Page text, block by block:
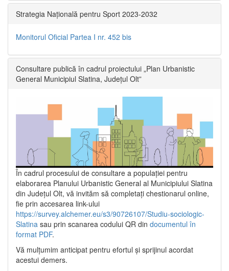
Strategia Națională pentru Sport 2023-2032
Monitorul Oficial Partea I nr. 452 bis
Consultare publică în cadrul proiectului „Plan Urbanistic
General Municipiul Slatina, Județul Olt”
În cadrul procesului de consultare a populaţiei pentru
elaborarea Planului Urbanistic General al Municipiului Slatina
din Județul Olt, vă invităm să completați chestionarul online,
fie prin accesarea link-ului
https://survey.alchemer.eu/s3/90726107/Studiu-sociologic-
Slatina sau prin scanarea codului QR din documentul în
format PDF.
Vă mulţumim anticipat pentru efortul şi sprijinul acordat
acestui demers.